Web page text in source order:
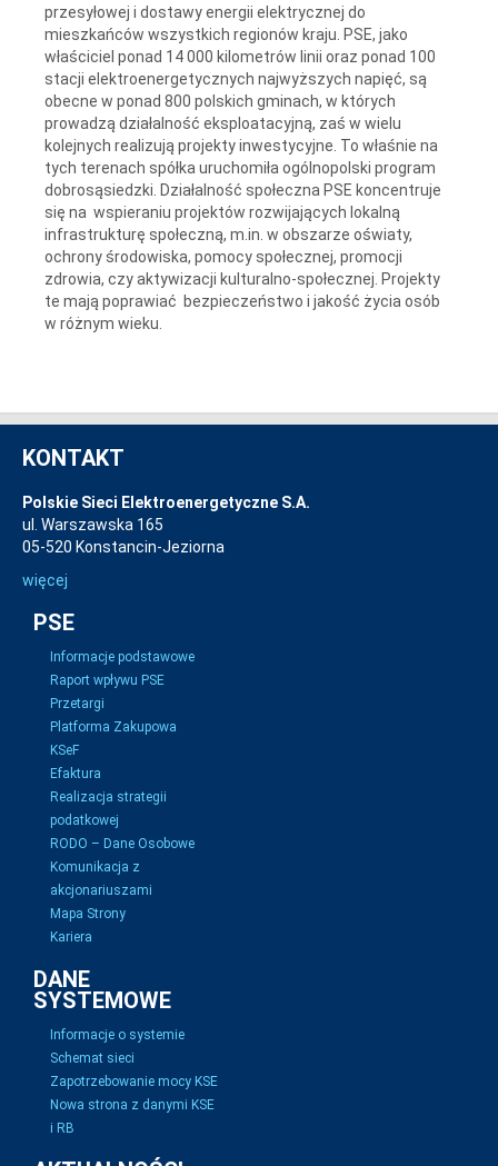
przesyłowej i dostawy energii elektrycznej do
mieszkańców wszystkich regionów kraju. PSE, jako
właściciel ponad 14 000 kilometrów linii oraz ponad 100
stacji elektroenergetycznych najwyższych napięć, są
obecne w ponad 800 polskich gminach, w których
prowadzą działalność eksploatacyjną, zaś w wielu
kolejnych realizują projekty inwestycyjne. To właśnie na
tych terenach spółka uruchomiła ogólnopolski program
dobrosąsiedzki. Działalność społeczna PSE koncentruje
się na wspieraniu projektów rozwijających lokalną
infrastrukturę społeczną, m.in. w obszarze oświaty,
ochrony środowiska, pomocy społecznej, promocji
zdrowia, czy aktywizacji kulturalno-społecznej. Projekty
te mają poprawiać bezpieczeństwo i jakość życia osób
w różnym wieku.
KONTAKT
Polskie Sieci Elektroenergetyczne S.A.
ul. Warszawska 165
05-520 Konstancin-Jeziorna
więcej
PSE
Informacje podstawowe
Raport wpływu PSE
Przetargi
Platforma Zakupowa
KSeF
Efaktura
Realizacja strategii
podatkowej
RODO – Dane Osobowe
Komunikacja z
akcjonariuszami
Mapa Strony
Kariera
DANE
SYSTEMOWE
Informacje o systemie
Schemat sieci
Zapotrzebowanie mocy KSE
Nowa strona z danymi KSE
i RB